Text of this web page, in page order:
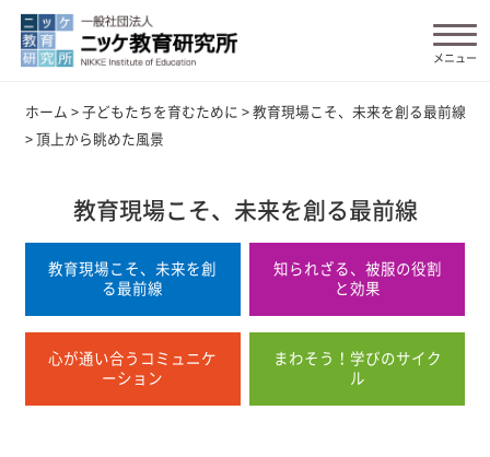
ホーム > 子どもたちを育むために > 教育現場こそ、未来を創る最前線
> 頂上から眺めた風景
教育現場こそ、未来を創る最前線
教育現場こそ、未来を創
る最前線
知られざる、被服の役割
と効果
心が通い合うコミュニケ
ーション
まわそう！学びのサイク
ル